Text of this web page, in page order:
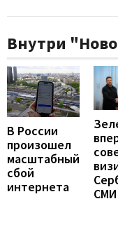
Внутри
В России
произошел
масштабный
сбой
интернета
СМИ